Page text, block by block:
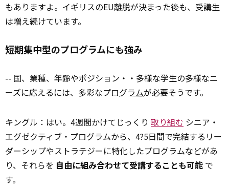
もありますよ。イギリスのEU離脱が決まった後も、受講生
は増え続けています。
短期集中型のプログラムにも強み
-- 国、業種、年齢やポジション・・多様な学生の多様なニ
ーズに応えるには、多彩なプログラムが必要そうです。
キングル：はい。4週間かけてじっくり 取り組む シニア・
エグゼクティブ・プログラムから、4?5日間で完結するリー
ダーシップやストラテジーに特化したプログラムなどがあ
り、それらを 自由に組み合わせて受講することも可能 で
す。